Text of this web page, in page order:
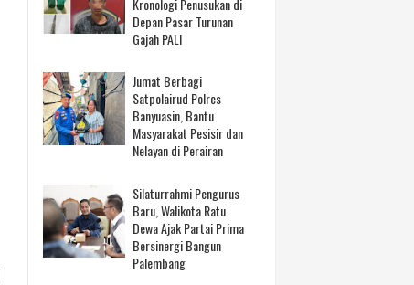
Kronologi Penusukan di
Depan Pasar Turunan
Gajah PALI
Jumat Berbagi
Satpolairud Polres
Banyuasin, Bantu
Masyarakat Pesisir dan
Nelayan di Perairan
Silaturrahmi Pengurus
Baru, Walikota Ratu
Dewa Ajak Partai Prima
Bersinergi Bangun
Palembang